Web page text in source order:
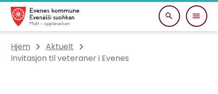
Evenes kommune
Du er her:
Hjem
Aktuelt
Invitasjon til veteraner i Evenes